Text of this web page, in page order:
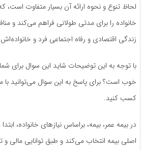
لحاظ تنوع و نحوه ارائه آن بسیار متفاوت است،
خانواده را برای مدتی طولانی فراهم می‌کند و
زندگی اقتصادی و رفاه اجتماعی فرد و
با توجه به این توضیحات شاید این سوال برای
خوب است؟ برای پاسخ به این سوال می‌توانید با
کسب کنید.
در بیمه عمر، بیمه، براساس نیازهای خانواده،
اصلی بیمه انتخاب می‌کند و طبق توانایی مالی و